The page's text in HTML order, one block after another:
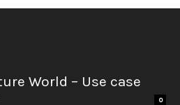
World – Use case
0